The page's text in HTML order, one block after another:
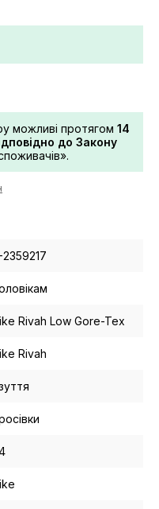
можливі протягом 14
до Закону
2359217
Rivah Low Gore-Tex
Rivah